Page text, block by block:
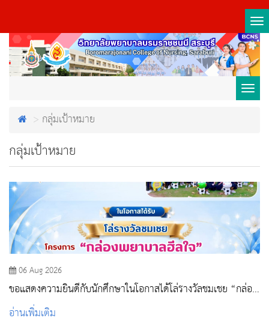
กลุ่มเป้าหมาย
กลุ่มเป้าหมาย
06 Aug 2026
ขอแสดงความยินดีกับนักศึกษาในโอกาสได้โล่รางวัลชมเชย “กล่อง
พยาบาลฮีลใจ”
อ่านเพิ่มเติม